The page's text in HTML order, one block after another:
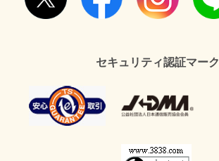
セキュリティ認証マーク